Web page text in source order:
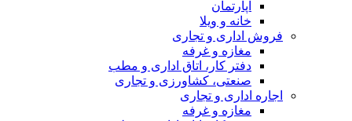
آپارتمان
خانه و ویلا
فروش اداری و تجاری
مغازه و غرفه
دفتر کار، اتاق اداری و مطب
صنعتی،‌ کشاورزی و تجاری
اجاره اداری و تجاری
مغازه و غرفه